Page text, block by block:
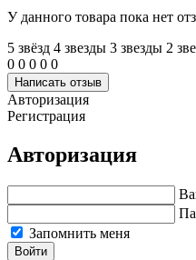
У данного товара пока нет
5 звёзд 4 звeзды 3 звeзды 2
0 0 0 0 0
Написать отзыв
Авторизация
Регистрация
Авторизация
Запомнить меня
Войти